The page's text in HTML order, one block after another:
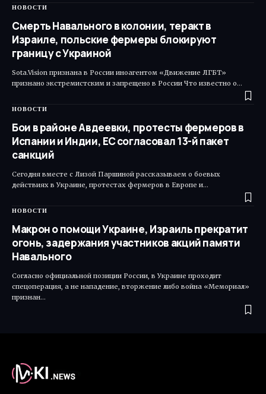
НОВОСТИ
Смерть Навального в колонии, теракт в
Израиле, польские фермеры блокируют
границу с Украиной
Sota.Vision признана в России иноагентом «Движение ЛГБТ»
признано экстремистским и запрещено в России Что известно о…
НОВОСТИ
Бои в районе Авдеевки, протесты фермеров в
Испании и Индии, ЕС согласовал 13-й пакет
санкций
Сегодня вместе с Лизой Паршиной рассказываем о боевых
действиях в Украине, протестах фермеров в Европе и…
НОВОСТИ
Макрон о помощи Украине, Израиль прекратит
огонь, задержания участников акций памяти
Навального
Согласно официальной позиции России, в Украине проходит
спецоперация, а не нападение, вторжение либо война «Мемориал»
признан…